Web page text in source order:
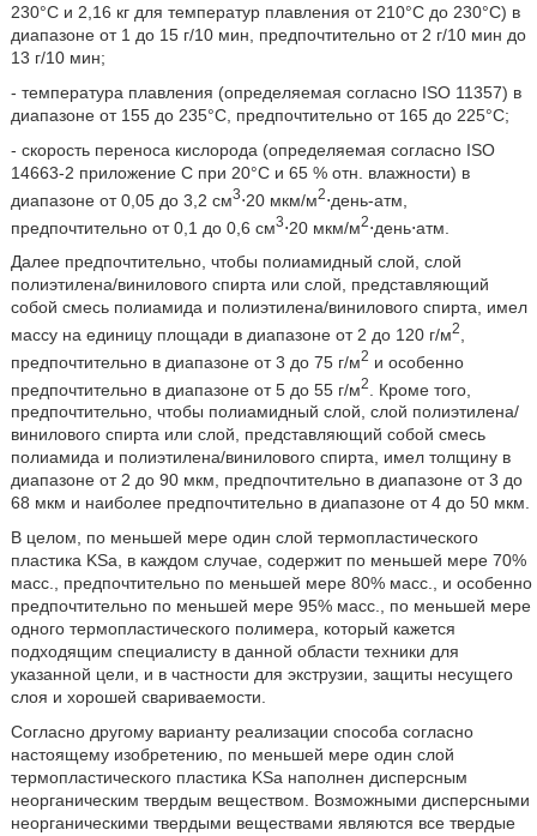
230°С и 2,16 кг для температур плавления от 210°С до 230°С) в
диапазоне от 1 до 15 г/10 мин, предпочтительно от 2 г/10 мин до
13 г/10 мин;
- температура плавления (определяемая согласно ISO 11357) в
диапазоне от 155 до 235°С, предпочтительно от 165 до 225°С;
- скорость переноса кислорода (определяемая согласно ISO
14663-2 приложение С при 20°С и 65 % отн. влажности) в
диапазоне от 0,05 до 3,2 см3⋅20 мкм/м2⋅день-атм,
предпочтительно от 0,1 до 0,6 см3⋅20 мкм/м2⋅день⋅атм.
Далее предпочтительно, чтобы полиамидный слой, слой
полиэтилена/винилового спирта или слой, представляющий
собой смесь полиамида и полиэтилена/винилового спирта, имел
массу на единицу площади в диапазоне от 2 до 120 г/м2
предпочтительно в диапазоне от 3 до 75 г/м2 и особенно
предпочтительно в диапазоне от 5 до 55 г/м2
. Кроме того,
предпочтительно, чтобы полиамидный слой, слой полиэтилена/
винилового спирта или слой, представляющий собой смесь
полиамида и полиэтилена/винилового спирта, имел толщину в
диапазоне от 2 до 90 мкм, предпочтительно в диапазоне от 3 до
68 мкм и наиболее предпочтительно в диапазоне от 4 до 50 мкм.
В целом, по меньшей мере один слой термопластического
пластика KSa, в каждом случае, содержит по меньшей мере 70%
масс., предпочтительно по меньшей мере 80% масс., и особенно
предпочтительно по меньшей мере 95% масс., по меньшей мере
одного термопластического полимера, который кажется
подходящим специалисту в данной области техники для
указанной цели, и в частности для экструзии, защиты несущего
слоя и хорошей свариваемости.
Согласно другому варианту реализации способа согласно
настоящему изобретению, по меньшей мере один слой
термопластического пластика KSa наполнен дисперсным
неорганическим твердым веществом. Возможными дисперсными
неорганическими твердыми веществами являются все твердые